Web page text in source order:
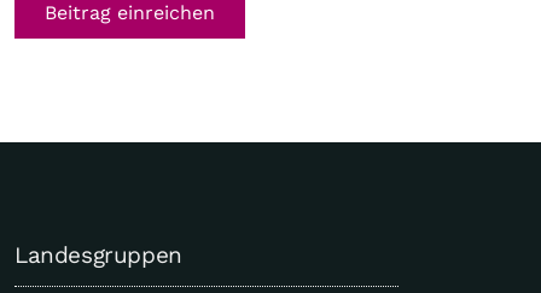
Beitrag einreichen
Landesgruppen